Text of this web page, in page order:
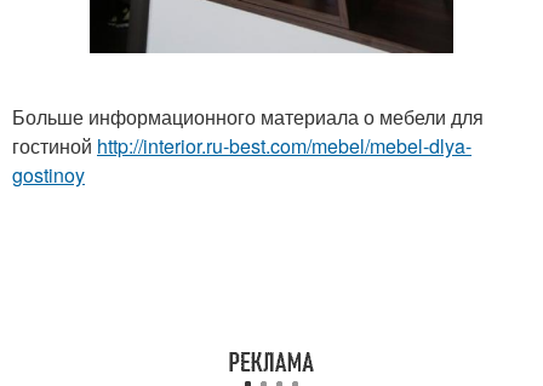
Больше информационного материала о мебели для
гостиной http://interior.ru-best.com/mebel/mebel-dlya-
gostinoy